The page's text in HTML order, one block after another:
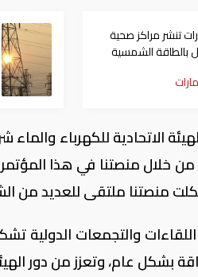
تنشر مراكز صحية
بالطاقة الشمسية
الاتحادية للكهرباء
خلال منصتنا في هذا
منصتنا ملتقى للعديد من
والتجمعات الدولية
بشكل عام، وتعزز من دور